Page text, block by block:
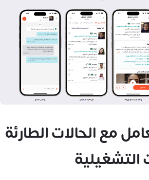
مع الحالات الطارئة